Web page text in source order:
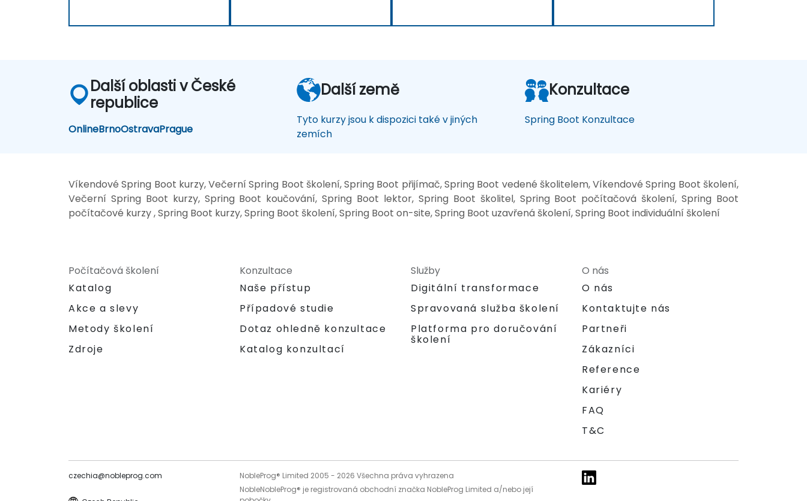
Další oblasti v České
republice
OnlineBrnoOstravaPrague
Další země
Tyto kurzy jsou k dispozici také v jiných
zemích
Konzultace
Spring Boot Konzultace
Víkendové Spring Boot kurzy, Večerní Spring Boot školení, Spring Boot přijímač, Spring Boot vedené školitelem, Víkendové Spring Boot školení,
Večerní Spring Boot kurzy, Spring Boot koučování, Spring Boot lektor, Spring Boot školitel, Spring Boot počítačová školení, Spring Boot
počítačové kurzy , Spring Boot kurzy, Spring Boot školení, Spring Boot on-site, Spring Boot uzavřená školení, Spring Boot individuální školení
Počítačová školení
Katalog
Akce a slevy
Metody školení
Zdroje
Konzultace
Naše přístup
Případové studie
Dotaz ohledně konzultace
Katalog konzultací
Služby
Digitální transformace
Spravovaná služba školení
Platforma pro doručování
školení
O nás
O nás
Kontaktujte nás
Partneři
Zákazníci
Reference
Kariéry
FAQ
T&C
czechia@nobleprog.com NobleProg® Limited 2005 - 2026 Všechna práva vyhrazena
NobleNobleProg® je registrovaná obchodní značka NobleProg Limited a/nebo její